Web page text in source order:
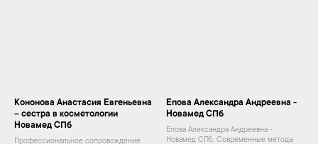
Кононова Анастасия Евгеньевна
– сестра в косметологии
Новамед СПб
Профессиональное сопровождение
Епова Александра Андреевна -
Новамед СПб
Епова Александра Андреевна -
Новамед СПб. Современные методы